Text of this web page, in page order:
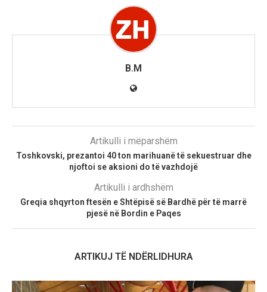
B.M
Artikulli i mëparshëm
Toshkovski, prezantoi 40 ton marihuanë të sekuestruar dhe
njoftoi se aksioni do të vazhdojë
Artikulli i ardhshëm
Greqia shqyrton ftesën e Shtëpisë së Bardhë për të marrë
pjesë në Bordin e Paqes
ARTIKUJ TË NDËRLIDHURA